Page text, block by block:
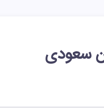
سعودی